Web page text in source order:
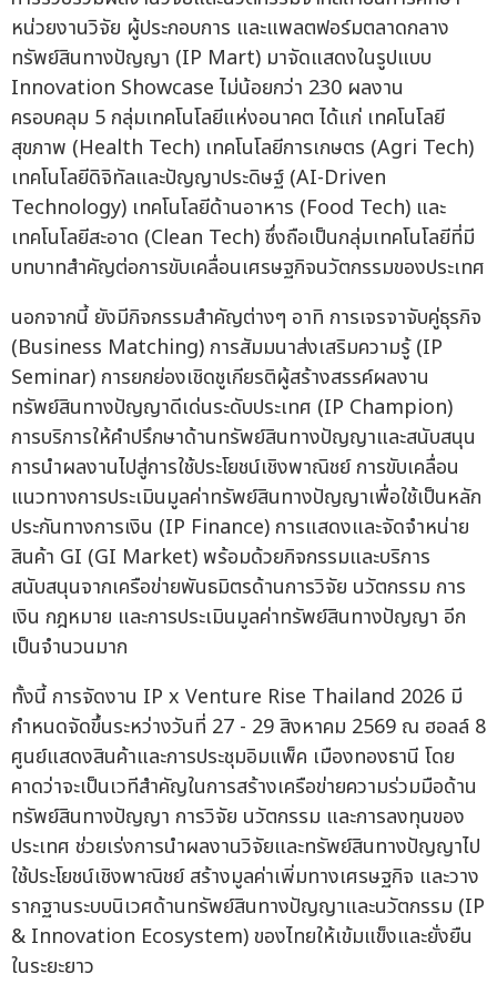
หน่วยงานวิจัย ผู้ประกอบการ และแพลตฟอร์มตลาดกลาง
ทรัพย์สินทางปัญญา (IP Mart) มาจัดแสดงในรูปแบบ
Innovation Showcase ไม่น้อยกว่า 230 ผลงาน
ครอบคลุม 5 กลุ่มเทคโนโลยีแห่งอนาคต ได้แก่ เทคโนโลยี
สุขภาพ (Health Tech) เทคโนโลยีการเกษตร (Agri Tech)
เทคโนโลยีดิจิทัลและปัญญาประดิษฐ์ (AI-Driven
Technology) เทคโนโลยีด้านอาหาร (Food Tech) และ
เทคโนโลยีสะอาด (Clean Tech) ซึ่งถือเป็นกลุ่มเทคโนโลยีที่มี
บทบาทสำคัญต่อการขับเคลื่อนเศรษฐกิจนวัตกรรมของประเทศ
นอกจากนี้ ยังมีกิจกรรมสำคัญต่างๆ อาทิ การเจรจาจับคู่ธุรกิจ
(Business Matching) การสัมมนาส่งเสริมความรู้ (IP
Seminar) การยกย่องเชิดชูเกียรติผู้สร้างสรรค์ผลงาน
ทรัพย์สินทางปัญญาดีเด่นระดับประเทศ (IP Champion)
การบริการให้คำปรึกษาด้านทรัพย์สินทางปัญญาและสนับสนุน
การนำผลงานไปสู่การใช้ประโยชน์เชิงพาณิชย์ การขับเคลื่อน
แนวทางการประเมินมูลค่าทรัพย์สินทางปัญญาเพื่อใช้เป็นหลัก
ประกันทางการเงิน (IP Finance) การแสดงและจัดจำหน่าย
สินค้า GI (GI Market) พร้อมด้วยกิจกรรมและบริการ
สนับสนุนจากเครือข่ายพันธมิตรด้านการวิจัย นวัตกรรม การ
เงิน กฎหมาย และการประเมินมูลค่าทรัพย์สินทางปัญญา อีก
เป็นจำนวนมาก
ทั้งนี้ การจัดงาน IP x Venture Rise Thailand 2026 มี
กำหนดจัดขึ้นระหว่างวันที่ 27 - 29 สิงหาคม 2569 ณ ฮอลล์ 8
ศูนย์แสดงสินค้าและการประชุมอิมแพ็ค เมืองทองธานี โดย
คาดว่าจะเป็นเวทีสำคัญในการสร้างเครือข่ายความร่วมมือด้าน
ทรัพย์สินทางปัญญา การวิจัย นวัตกรรม และการลงทุนของ
ประเทศ ช่วยเร่งการนำผลงานวิจัยและทรัพย์สินทางปัญญาไป
ใช้ประโยชน์เชิงพาณิชย์ สร้างมูลค่าเพิ่มทางเศรษฐกิจ และวาง
รากฐานระบบนิเวศด้านทรัพย์สินทางปัญญาและนวัตกรรม (IP
& Innovation Ecosystem) ของไทยให้เข้มแข็งและยั่งยืน
ในระยะยาว